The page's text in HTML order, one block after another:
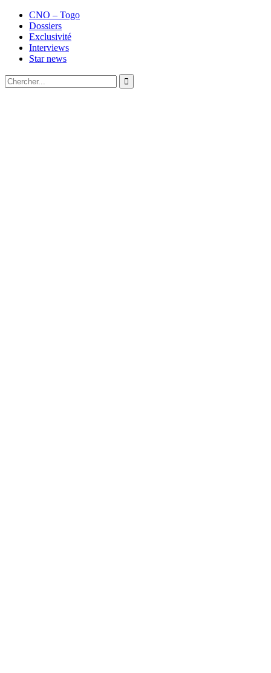
CNO – Togo
Dossiers
Exclusivité
Interviews
Star news